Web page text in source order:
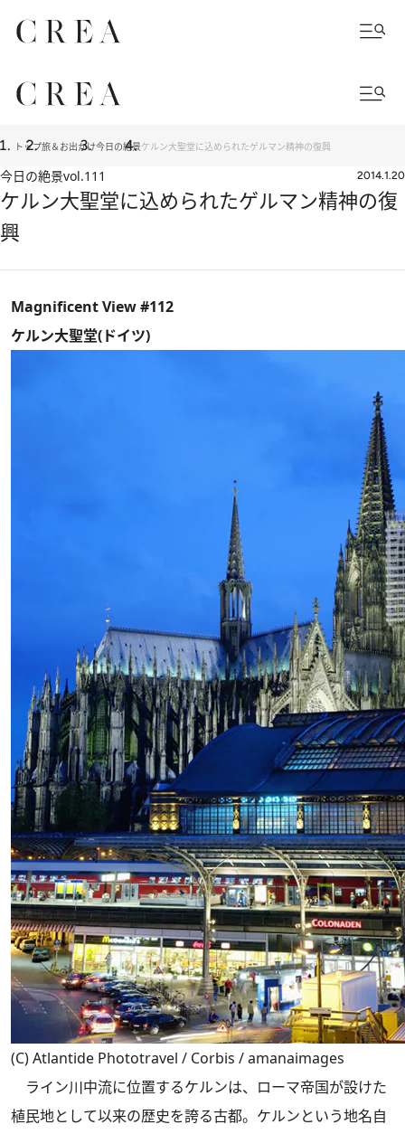
トップ旅＆お出かけ今日の絶景ケルン大聖堂に込められたゲルマン精神の復興
今日の絶景vol.111 2014.1.20
ケルン大聖堂に込められたゲルマン精神の復
興
Magnificent View #112
ケルン大聖堂(ドイツ)
(C) Atlantide Phototravel / Corbis / amanaimages
ライン川中流に位置するケルンは、ローマ帝国が設けた
植民地として以来の歴史を誇る古都。ケルンという地名自